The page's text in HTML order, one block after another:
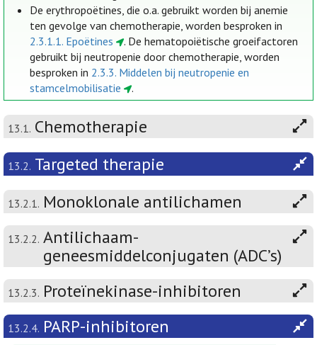
De erythropoëtines, die o.a. gebruikt worden bij anemie
ten gevolge van chemotherapie, worden besproken in
2.3.1.1. Epoëtines
. De hematopoiëtische groeifactoren
gebruikt bij neutropenie door chemotherapie, worden
besproken in 2.3.3. Middelen bij neutropenie en
stamcelmobilisatie
.
13.1. Chemotherapie
13.2. Targeted therapie
13.2.1. Monoklonale antilichamen
13.2.2. Antilichaam-
geneesmiddelconjugaten (ADC’s)
13.2.3. Proteïnekinase-inhibitoren
13.2.4. PARP-inhibitoren